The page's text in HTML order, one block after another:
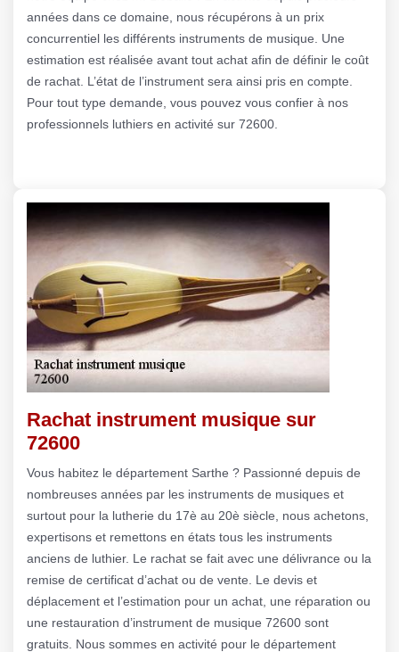
années dans ce domaine, nous récupérons à un prix
concurrentiel les différents instruments de musique. Une
estimation est réalisée avant tout achat afin de définir le coût
de rachat. L’état de l’instrument sera ainsi pris en compte.
Pour tout type demande, vous pouvez vous confier à nos
professionnels luthiers en activité sur 72600.
Rachat instrument musique sur
72600
Vous habitez le département Sarthe ? Passionné depuis de
nombreuses années par les instruments de musiques et
surtout pour la lutherie du 17è au 20è siècle, nous achetons,
expertisons et remettons en états tous les instruments
anciens de luthier. Le rachat se fait avec une délivrance ou la
remise de certificat d’achat ou de vente. Le devis et
déplacement et l’estimation pour un achat, une réparation ou
une restauration d’instrument de musique 72600 sont
gratuits. Nous sommes en activité pour le département